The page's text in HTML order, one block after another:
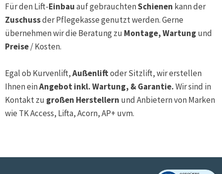
Für den Lift-Einbauauf gebrauchtenSchienen kann der
Zuschussder Pflegekasse genutzt werden. Gerne
übernehmen wir die Beratung zu Montage, Wartung und
Preise/ Kosten.
Egal ob Kurvenlift,Außenliftoder Sitzlift, wir erstellen
Ihnen einAngebot inkl. Wartung, & Garantie.Wir sind in
Kontakt zu großen Herstellern und Anbietern von Marken
wie TK Access, Lifta, Acorn, AP+ uvm.